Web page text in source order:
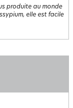
produite au monde
elle est facile